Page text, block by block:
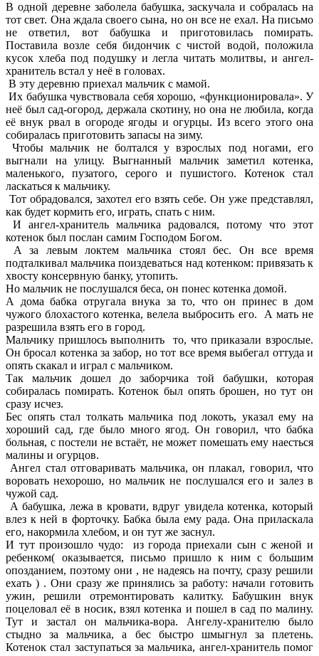
В одной деревне заболела бабушка, заскучала и собралась на
тот свет. Она ждала своего сына, но он все не ехал. На письмо
не ответил, вот бабушка и приготовилась помирать.
Поставила возле себя бидончик с чистой водой, положила
кусок хлеба под подушку и легла читать молитвы, и ангел-
хранитель встал у неё в головах.
В эту деревню приехал мальчик с мамой.
Их бабушка чувствовала себя хорошо, «функционировала». У
неё был сад-огород, держала скотину, но она не любила, когда
её внук рвал в огороде ягоды и огурцы. Из всего этого она
собиралась приготовить запасы на зиму.
Чтобы мальчик не болтался у взрослых под ногами, его
выгнали на улицу. Выгнанный мальчик заметил котенка,
маленького, пузатого, серого и пушистого. Котенок стал
ласкаться к мальчику.
Тот обрадовался, захотел его взять себе. Он уже представлял,
как будет кормить его, играть, спать с ним.
И ангел-хранитель мальчика радовался, потому что этот
котенок был послан самим Господом Богом.
А за левым локтем мальчика стоял бес. Он все время
подталкивал мальчика поиздеваться над котенком: привязать к
хвосту консервную банку, утопить.
Но мальчик не послушался беса, он понес котенка домой.
А дома бабка отругала внука за то, что он принес в дом
чужого блохастого котенка, велела выбросить его. А мать не
разрешила взять его в город.
Мальчику пришлось выполнить то, что приказали взрослые.
Он бросал котенка за забор, но тот все время выбегал оттуда и
опять скакал и играл с мальчиком.
Так мальчик дошел до заборчика той бабушки, которая
собиралась помирать. Котенок был опять брошен, но тут он
сразу исчез.
Бес опять стал толкать мальчика под локоть, указал ему на
хороший сад, где было много ягод. Он говорил, что бабка
больная, с постели не встаёт, не может помешать ему наесться
малины и огурцов.
Ангел стал отговаривать мальчика, он плакал, говорил, что
воровать нехорошо, но мальчик не послушался его и залез в
чужой сад.
А бабушка, лежа в кровати, вдруг увидела котенка, который
влез к ней в форточку. Бабка была ему рада. Она приласкала
его, накормила хлебом, и он тут же заснул.
И тут произошло чудо: из города приехали сын с женой и
ребенком( оказывается, письмо пришло к ним с большим
опозданием, поэтому они , не надеясь на почту, сразу решили
ехать ) . Они сразу же принялись за работу: начали готовить
ужин, решили отремонтировать калитку. Бабушкин внук
поцеловал её в носик, взял котенка и пошел в сад по малину.
Тут и застал он мальчика-вора. Ангелу-хранителю было
стыдно за мальчика, а бес быстро шмыгнул за плетень.
Котенок стал заступаться за мальчика, ангел-хранитель помог